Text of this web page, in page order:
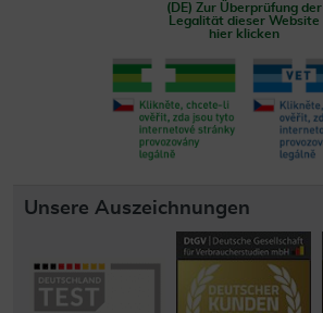
(DE) Zur Überprüfung der
Legalität dieser Website
hier klicken
Unsere Auszeichnungen